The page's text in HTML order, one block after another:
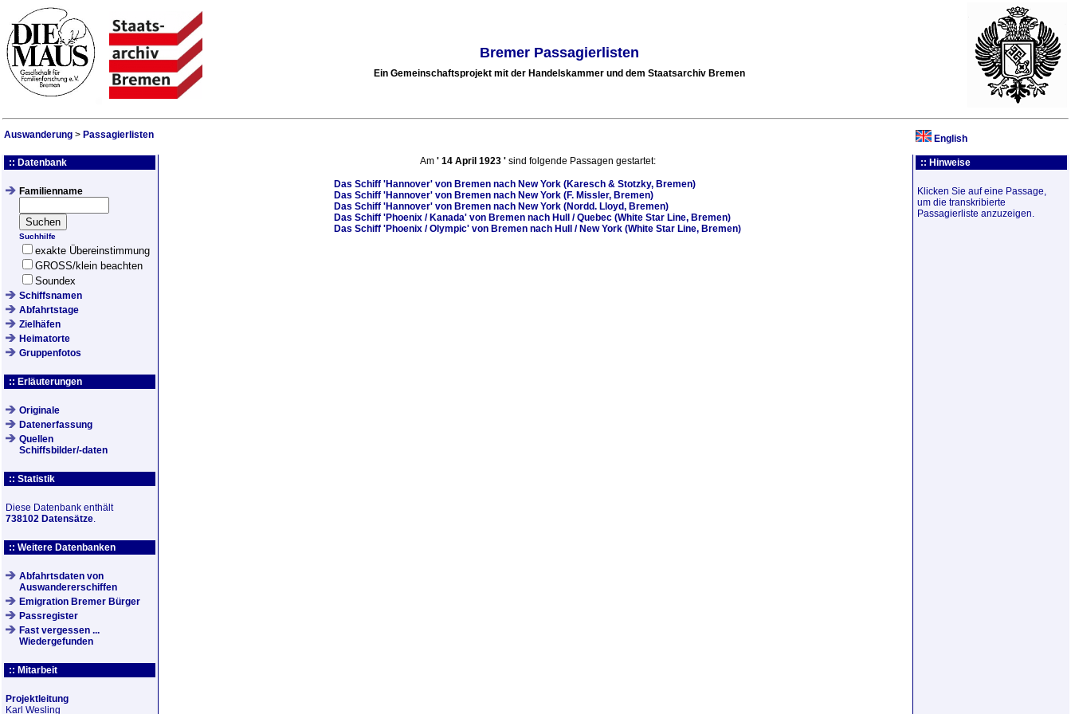
Bremer Passagierlisten
Ein Gemeinschaftsprojekt mit der Handelskammer und dem Staatsarchiv Bremen
Auswanderung > Passagierlisten English
:: Datenbank
Familienname
Suchhilfe
exakte Übereinstimmung
GROSS/klein beachten
Soundex
Schiffsnamen
Abfahrtstage
Zielhäfen
Heimatorte
Gruppenfotos
:: Erläuterungen
Originale
Datenerfassung
Quellen
Schiffsbilder/-daten
:: Statistik
Diese Datenbank enthält
738102 Datensätze.
:: Weitere Datenbanken
Abfahrtsdaten von
Auswandererschiffen
Emigration Bremer Bürger
Passregister
Fast vergessen ...
Wiedergefunden
:: Mitarbeit
Projektleitung
Karl Wesling
Am ' 14 April 1923'sind folgende Passagen gestartet:
Das Schiff 'Hannover' von Bremen nach New York (Karesch & Stotzky, Bremen)
Das Schiff 'Hannover' von Bremen nach New York (F. Missler, Bremen)
Das Schiff 'Hannover' von Bremen nach New York (Nordd. Lloyd, Bremen)
Das Schiff 'Phoenix / Kanada' von Bremen nach Hull / Quebec (White Star Line, Bremen)
Das Schiff 'Phoenix / Olympic' von Bremen nach Hull / New York (White Star Line, Bremen)
:: Hinweise
Klicken Sie auf eine Passage,
um die transkribierte
Passagierliste anzuzeigen.